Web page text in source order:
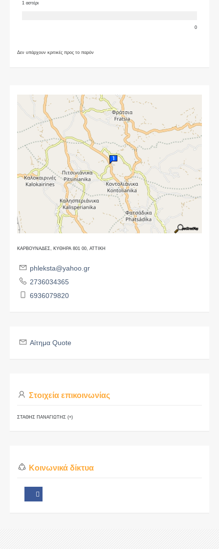
1 αστέρι
0
Δεν υπάρχουν κριτικές προς το παρόν
ΚΑΡΒΟΥΝΑΔΕΣ, ΚΥΘΗΡΑ 801 00, ΑΤΤΙΚΗ
phleksta@yahoo.gr
2736034365
6936079820
Αίτημα Quote
Στοιχεία επικοινωνίας
ΣΤΑΘΗΣ ΠΑΝΑΓΙΩΤΗΣ (+)
Κοινωνικά δίκτυα